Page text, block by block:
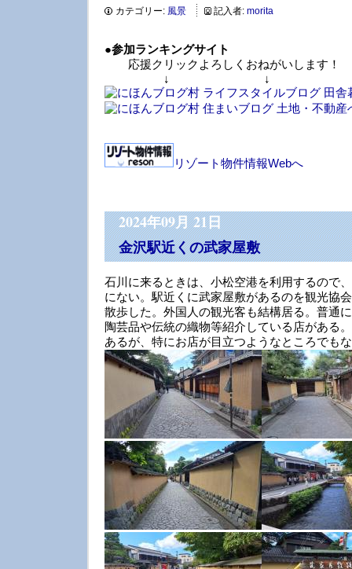
カテゴリー: 風景 記入者: morita
●参加ランキングサイト
応援クリックよろしくおねがいします！
↓ ↓
リゾート物件情報Webへ
2024年09月 21日
金沢駅近くの武家屋敷
石川に来るときは、小松空港を利用するので
にない。駅近くに武家屋敷があるのを観光協
散歩した。外国人の観光客も結構居る。普通
陶芸品や伝統の織物等紹介している店がある
あるが、特にお店が目立つようなところでも